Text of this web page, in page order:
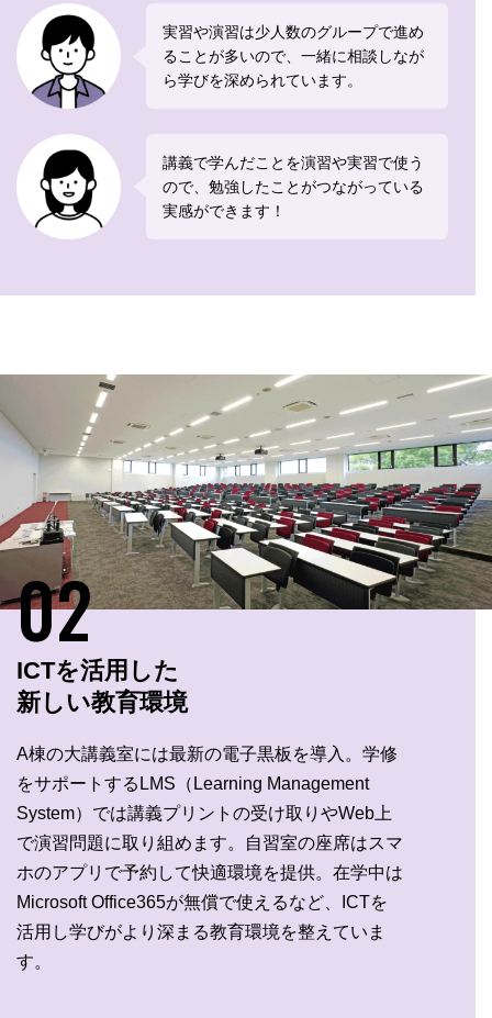
実習や演習は少人数のグループで進め
ることが多いので、一緒に相談しなが
ら学びを深められています。
講義で学んだことを演習や実習で使う
ので、勉強したことがつながっている
実感ができます！
02
ICTを活用した
新しい教育環境
A棟の大講義室には最新の電子黒板を導入。学修
をサポートするLMS（Learning Management
System）では講義プリントの受け取りやWeb上
で演習問題に取り組めます。自習室の座席はスマ
ホのアプリで予約して快適環境を提供。在学中は
Microsoft Office365が無償で使えるなど、ICTを
活用し学びがより深まる教育環境を整えていま
す。